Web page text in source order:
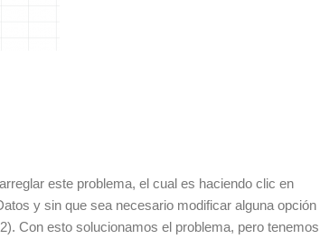
este problema, el cual es haciendo clic en
y sin que sea necesario modificar alguna opción
Con esto solucionamos el problema, pero tenemos